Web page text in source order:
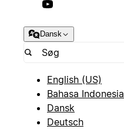
Dansk
English (US)
Bahasa Indonesia
Dansk
Deutsch